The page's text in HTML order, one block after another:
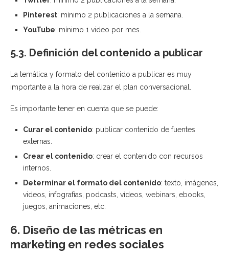
Pinterest: mínimo 2 publicaciones a la semana.
YouTube: mínimo 1 video por mes.
5.3. Definición del contenido a publicar
La temática y formato del contenido a publicar es muy
importante a la hora de realizar el plan conversacional.
Es importante tener en cuenta que se puede:
Curar el contenido: publicar contenido de fuentes
externas.
Crear el contenido: crear el contenido con recursos
internos.
Determinar el formato del contenido: texto, imágenes,
videos, infografías, podcasts, vídeos, webinars, ebooks,
juegos, animaciones, etc.
6. Diseño de las métricas en
marketing en redes sociales